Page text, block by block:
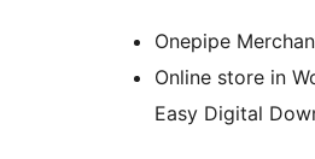
Onepipe
Online store in
Easy Digital